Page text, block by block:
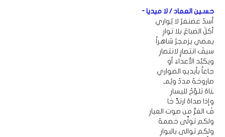
حسـين العماد / لا ميديا -
أسدٌ غضنفرُ لا يُواري
أكلَ الضباعَ بلا توارِ
يمضي يزمجرُ شاهراً
سيفَ انتصارٍ لانتصارِ
ويكبّد الأعداءَ أو
جاعاً بأيديهِ الضواري
صاروخهُ مددٌ ويُمـ
ـناهُ تلوِّحُ لليسارِ
وإذا صداهُ ارتدَّ خا
فَ الغرُّ من صوت العيارِ
ولكم تولَّى خصمهُ
ولكم توالى بالبوارِ